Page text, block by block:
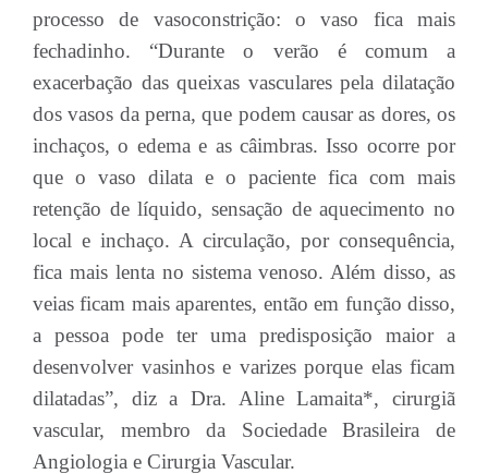
processo de vasoconstrição: o vaso fica mais
fechadinho. “Durante o verão é comum a
exacerbação das queixas vasculares pela dilatação
dos vasos da perna, que podem causar as dores, os
inchaços, o edema e as câimbras. Isso ocorre por
que o vaso dilata e o paciente fica com mais
retenção de líquido, sensação de aquecimento no
local e inchaço. A circulação, por consequência,
fica mais lenta no sistema venoso. Além disso, as
veias ficam mais aparentes, então em função disso,
a pessoa pode ter uma predisposição maior a
desenvolver vasinhos e varizes porque elas ficam
dilatadas”, diz a Dra. Aline Lamaita*, cirurgiã
vascular, membro da Sociedade Brasileira de
Angiologia e Cirurgia Vascular.